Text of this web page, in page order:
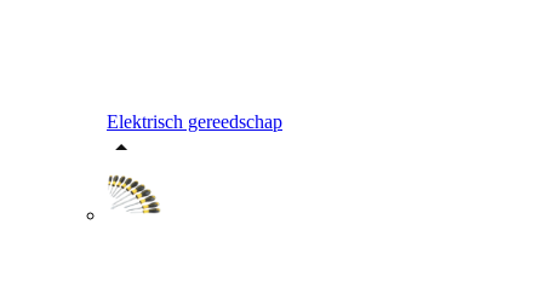
Elektrisch gereedschap